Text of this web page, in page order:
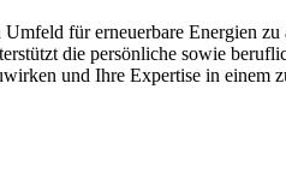
für erneuerbare Energien
die persönliche sowie
und Ihre Expertise in einem